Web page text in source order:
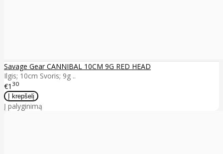
Savage Gear CANNIBAL 10CM 9G RED HEAD
Ilgis; 10cm Svoris; 9g ..
€1 30
Į palyginimą